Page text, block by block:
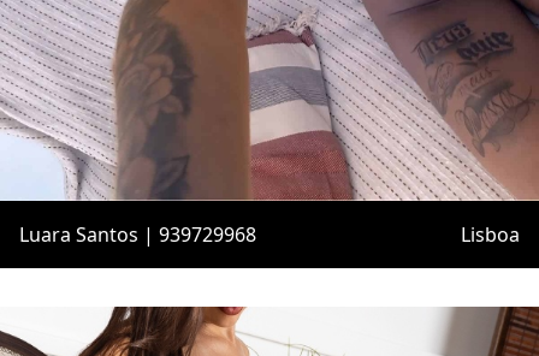
Luara Santos | 939729968 Lisboa